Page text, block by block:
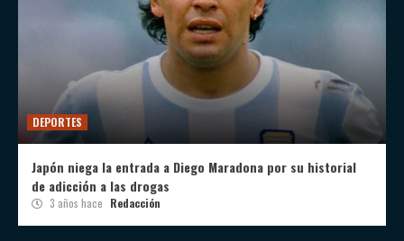
DEPORTES
Japón niega la entrada a Diego Maradona por su historial
de adicción a las drogas
3 años hace Redacción